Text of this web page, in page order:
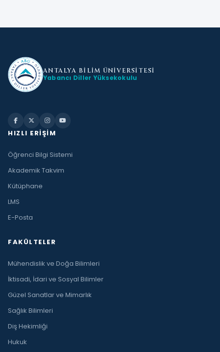
ANTALYA BİLİM ÜNİVERSİTESİ
Yabancı Diller Yüksekokulu
HIZLI ERIŞIM
Öğrenci Bilgi Sistemi
Akademik Takvim
Kütüphane
LMS
E-Posta
FAKÜLTELER
Mühendislik ve Doğa Bilimleri
İktisadi, İdari ve Sosyal Bilimler
Güzel Sanatlar ve Mimarlık
Sağlık Bilimleri
Diş Hekimliği
Hukuk